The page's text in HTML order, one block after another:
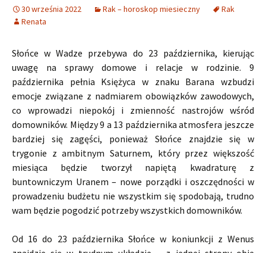
30 września 2022 Rak – horoskop miesieczny
Rak
Renata
Słońce w Wadze przebywa do 23 października, kierując
uwagę na sprawy domowe i relacje w rodzinie. 9
października pełnia Księżyca w znaku Barana wzbudzi
emocje związane z nadmiarem obowiązków zawodowych,
co wprowadzi niepokój i zmienność nastrojów wśród
domowników. Między 9 a 13 października atmosfera jeszcze
bardziej się zagęści, ponieważ Słońce znajdzie się w
trygonie z ambitnym Saturnem, który przez większość
miesiąca będzie tworzył napiętą kwadraturę z
buntowniczym Uranem – nowe porządki i oszczędności w
prowadzeniu budżetu nie wszystkim się spodobają, trudno
wam będzie pogodzić potrzeby wszystkich domowników.
Od 16 do 23 października Słońce w koniunkcji z Wenus